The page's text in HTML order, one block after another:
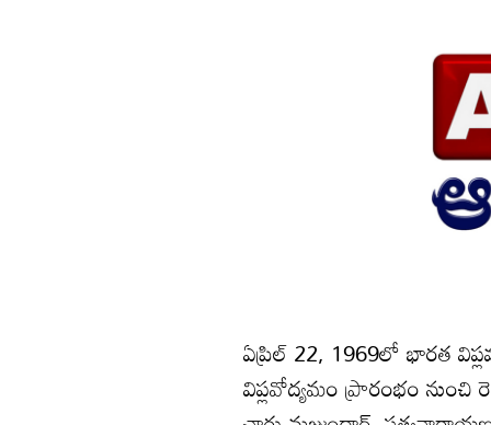
ఏప్రిల్‌ 22, 1969లో భారత
విప్లవోద్యమం ప్రారంభం